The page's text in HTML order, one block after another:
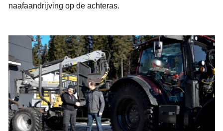
naafaandrijving op de achteras.